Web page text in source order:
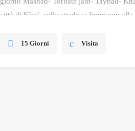
città di Khaf, sulla strada ci fermiamo alla
15 Giorni Visita